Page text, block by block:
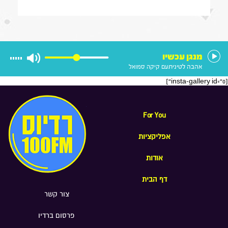
מנגן עכשיו
אהבה לטיניתעם קיקה סמואל
[insta-gallery id="0"]
For You
אפליקציות
אודות
דף הבית
צור קשר
פרסום ברדיו